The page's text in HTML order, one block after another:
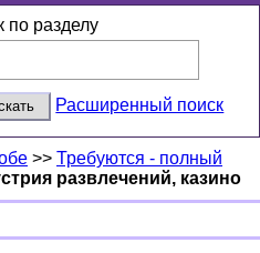
по разделу
Расширенный поиск
>> Требуются - полный
развлечений, казино